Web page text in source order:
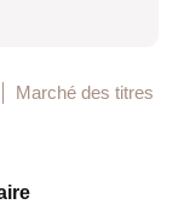
Marché des titres